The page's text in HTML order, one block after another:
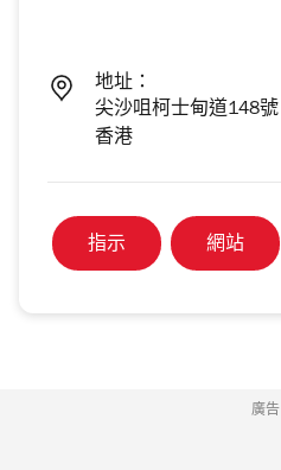
地址：
尖沙咀柯士甸道148號
香港
指示 網站
廣告